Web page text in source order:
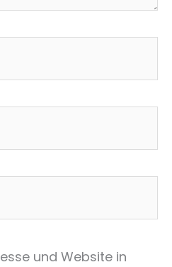
und Website in